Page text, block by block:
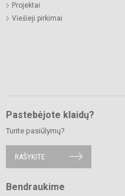
Projektai
Viešieji pirkimai
Pastebėjote klaidų?
Turite pasiūlymų?
RAŠYKITE
Bendraukime